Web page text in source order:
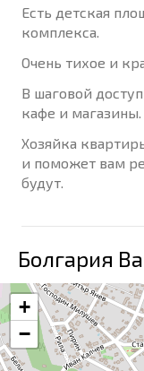
Есть детская
комплекса.
Очень тихое и
В шаговой
кафе и магазины.
Хозяйка
и поможет вам
будут.
Болгария
+
−